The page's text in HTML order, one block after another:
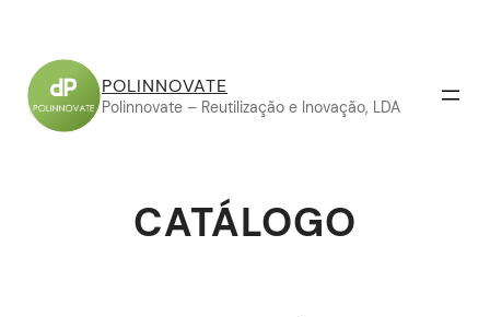
POLINNOVATE
Polinnovate – Reutilização e Inovação, LDA
CATÁLOGO